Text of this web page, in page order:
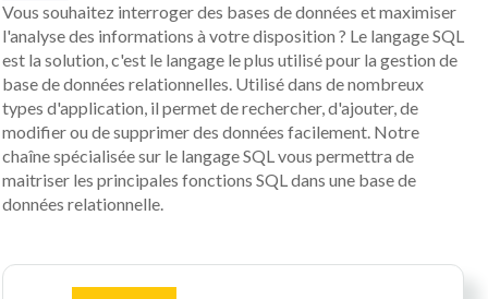
Vous souhaitez interroger des bases de données et maximiser
l'analyse des informations à votre disposition ? Le langage SQL
est la solution, c'est le langage le plus utilisé pour la gestion de
base de données relationnelles. Utilisé dans de nombreux
types d'application, il permet de rechercher, d'ajouter, de
modifier ou de supprimer des données facilement. Notre
chaîne spécialisée sur le langage SQL vous permettra de
maitriser les principales fonctions SQL dans une base de
données relationnelle.